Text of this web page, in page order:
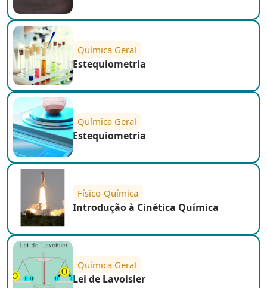
Química Geral
Estequiometria
Química Geral
Estequiometria
Físico-Química
Introdução à Cinética Química
Química Geral
Lei de Lavoisier